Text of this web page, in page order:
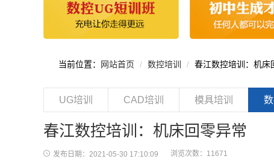
当前位置： 网站首页 数控培训 春江数控培训：机床
UG培训 CAD培训 模具培训 数
春江数控培训：机床回零异常
发布日期：2021-05-30 17:10:09 浏览次数：11671